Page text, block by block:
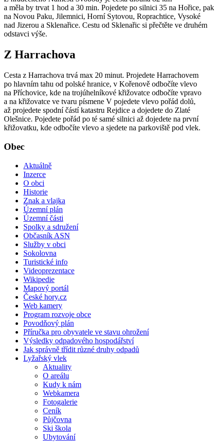
a měla by trvat 1 hod a 30 min. Pojedete po silnici 35 na Hořice, pak
na Novou Paku, Jilemnici, Horní Sytovou, Roprachtice, Vysoké
nad Jizerou a Sklenařice. Cestu od Sklenařic si přečtěte ve druhém
odstavci výše.
Z Harrachova
Cesta z Harrachova trvá max 20 minut. Projedete Harrachovem
po hlavním tahu od polské hranice, v Kořenově odbočíte vlevo
na Příchovice, kde na trojúhelníkové křižovatce odbočíte vpravo
a na křižovatce ve tvaru písmene V pojedete vlevo pořád dolů,
až projedete spodní částí katastru Rejdice a dojedete do Zlaté
Olešnice. Pojedete pořád po té samé silnici až dojedete na první
křižovatku, kde odbočíte vlevo a sjedete na parkoviště pod vlek.
Obec
Aktuálně
Inzerce
O obci
Historie
Znak a vlajka
Územní plán
Územní části
Spolky a sdružení
Občasník ASN
Služby v obci
Sokolovna
Turistické info
Videoprezentace
Wikipedie
Mapový portál
České hory.cz
Web kamery
Program rozvoje obce
Povodňový plán
Příručka pro obyvatele ve stavu ohrožení
Výsledky odpadového hospodářství
Jak správně třídit různé druhy odpadů
Lyžařský vlek
Aktuality
O areálu
Kudy k nám
Webkamera
Fotogalerie
Ceník
Půjčovna
Ski škola
Ubytování